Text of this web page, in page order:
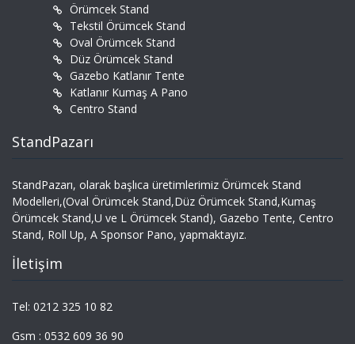
Örümcek Stand
Tekstil Örümcek Stand
Oval Örümcek Stand
Düz Örümcek Stand
Gazebo Katlanır Tente
Katlanır Kumaş A Pano
Centro Stand
StandPazarı
StandPazarı, olarak başlıca üretimlerimiz Örümcek Stand
Modelleri,(Oval Örümcek Stand,Düz Örümcek Stand,Kumaş
Örümcek Stand,U ve L Örümcek Stand), Gazebo Tente, Centro
Stand, Roll Up, A Sponsor Pano, yapmaktayız.
İletişim
Tel: 0212 325 10 82
Gsm : 0532 609 36 90